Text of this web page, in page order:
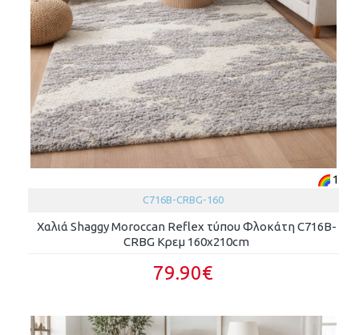
1
C716B-CRBG-160
Χαλιά Shaggy Moroccan Reflex τύπου Φλοκάτη C716B-
CRBG Κρεμ 160x210cm
79.90€